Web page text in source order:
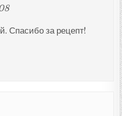
Спасибо за рецепт!